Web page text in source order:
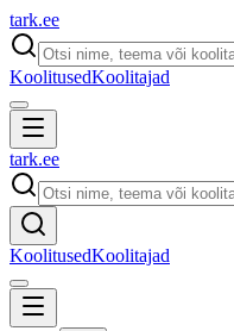
tark.ee
KoolitusedKoolitajad
tark.ee
KoolitusedKoolitajad